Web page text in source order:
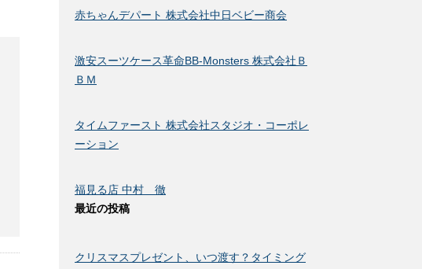
赤ちゃんデパート 株式会社中日ベビー商会
激安スーツケース革命BB-Monsters 株式会社Ｂ
ＢＭ
タイムファースト 株式会社スタジオ・コーポレ
ーション
福見る店 中村 徹
最近の投稿
クリスマスプレゼント、いつ渡す？タイミング